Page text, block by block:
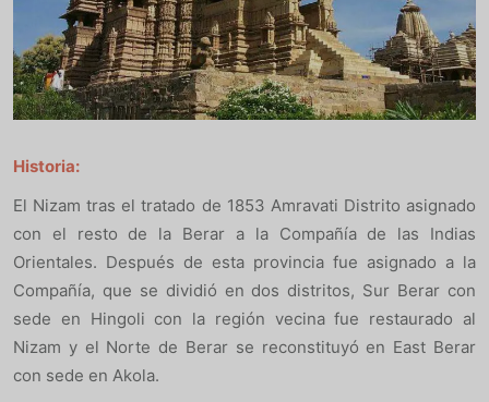
Historia:
El Nizam tras el tratado de 1853 Amravati Distrito asignado
con el resto de la Berar a la Compañía de las Indias
Orientales. Después de esta provincia fue asignado a la
Compañía, que se dividió en dos distritos, Sur Berar con
sede en Hingoli con la región vecina fue restaurado al
Nizam y el Norte de Berar se reconstituyó en East Berar
con sede en Akola.